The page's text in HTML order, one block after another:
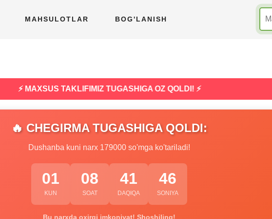
MAHSULOTLAR BOG'LANISH
⚡ MAXSUS TAKLIFIMIZ TUGASHIGA OZ QOLDI! ⚡
🔥 CHEGIRMA TUGASHIGA QOLDI:
Dushanba kuni narx 179000 so'mga ko'tariladi!
01
KUN
08
SOAT
41
DAQIQA
45
SONIYA
Bu narxda oxirgi imkoniyat! Shoshiling!